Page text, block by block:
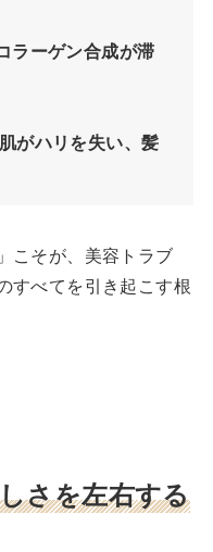
ラーゲン合成が滞
肌がハリを失い、髪
こそが、美容トラブ
すべてを引き起こす根
さを左右する